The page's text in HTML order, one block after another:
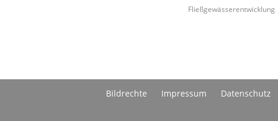
Fließgewässerentwicklung
Bildrechte Impressum Datenschutz